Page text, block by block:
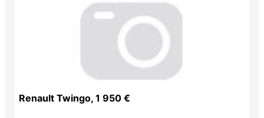
Renault Twingo, 1 950 €